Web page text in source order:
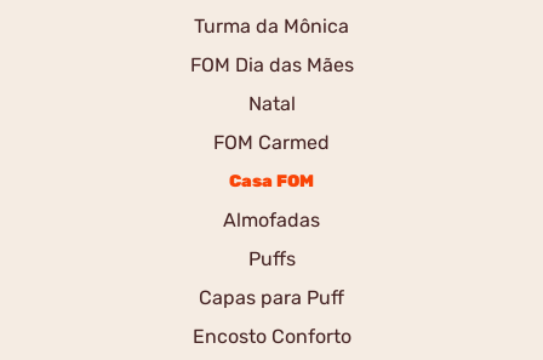
Turma da Mônica
FOM Dia das Mães
Natal
FOM Carmed
Casa FOM
Almofadas
Puffs
Capas para Puff
Encosto Conforto